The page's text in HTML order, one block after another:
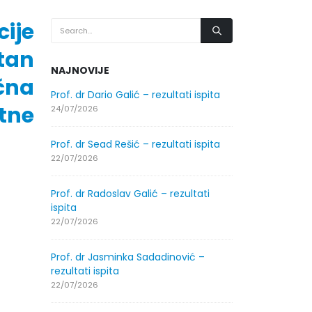
NAJNOVIJE
Prof. dr Dario Galić – rezultati ispita
24/07/2026
Prof. dr Sead Rešić – rezultati ispita
22/07/2026
Prof. dr Radoslav Galić – rezultati
ispita
22/07/2026
Prof. dr Jasminka Sadadinović –
rezultati ispita
22/07/2026